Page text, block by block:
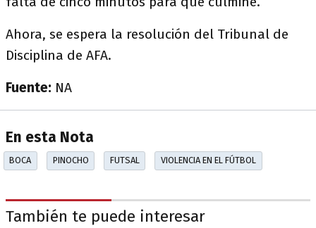
Ahora, se espera la resolución del Tribunal de
Disciplina de AFA.
Fuente: NA
En esta Nota
BOCA PINOCHO FUTSAL VIOLENCIA EN EL FÚTBOL
También te puede interesar